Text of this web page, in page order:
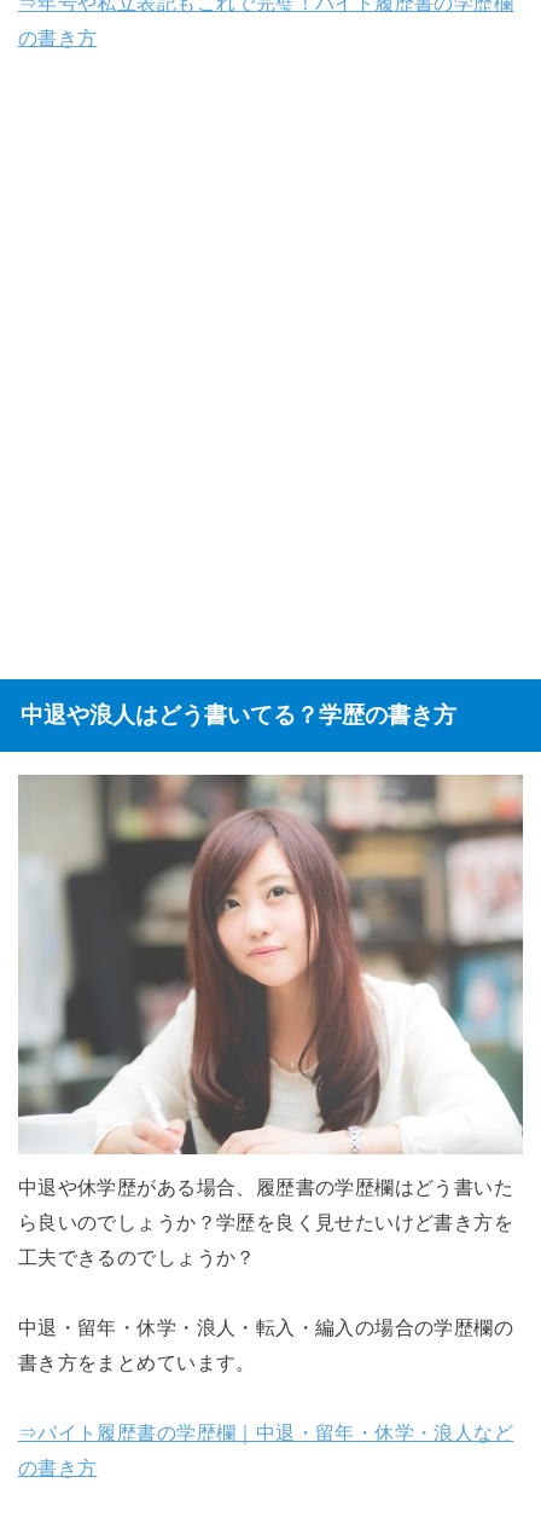
の書き方
中退や浪人はどう書いてる？学歴の書き方
中退や休学歴がある場合、履歴書の学歴欄はどう書いた
ら良いのでしょうか？学歴を良く見せたいけど書き方を
工夫できるのでしょうか？
中退・留年・休学・浪人・転入・編入の場合の学歴欄の
書き方をまとめています。
⇒バイト履歴書の学歴欄｜中退・留年・休学・浪人など
の書き方